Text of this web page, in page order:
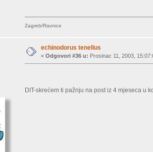
Zagreb/Ravnice
echinodorus tenellus
«Odgovori #36 u: Prosinac 11, 2003,
DIT-skrećem ti pažnju na post iz 4 mjeseca u